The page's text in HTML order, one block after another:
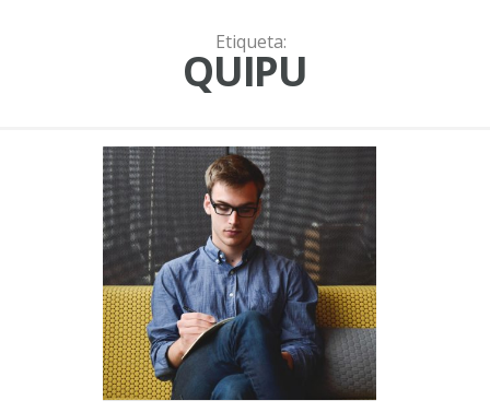
Etiqueta:
QUIPU